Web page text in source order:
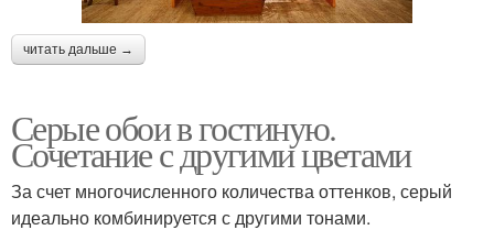
читать дальше →
Серые обои в гостиную.
Сочетание с другими цветами
За счет многочисленного количества оттенков, серый
идеально комбинируется с другими тонами.